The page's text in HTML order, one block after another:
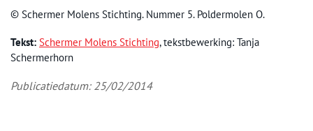
© Schermer Molens Stichting. Nummer 5. Poldermolen O.
Tekst: Schermer Molens Stichting, tekstbewerking: Tanja
Schermerhorn
Publicatiedatum: 25/02/2014